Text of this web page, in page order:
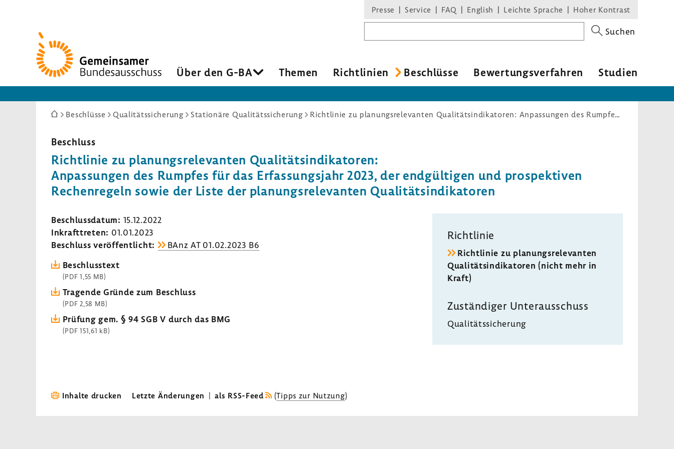
Zur
Startseite
Presse Service FAQ English Leichte Sprache Hoher Kontrast
Suchen
Über den G-BA Themen Richt­li­nien Beschlüsse Bewer­tungs­ver­fahren Studien
Sie
hier:
Beschlüsse Qualitätssicherung Stationäre Qualitätssicherung Richtlinie zu planungsrelevanten Qualitätsindikatoren: Anpassungen des Rumpfes für das Erfassungsjahr 2023, der endgültigen und prospektiven Rechenregeln sowie der Liste der planungsrelevanten Qualitätsindikatoren
Beschluss
Richt­linie zu planungs­re­le­vanten Quali­täts­in­di­ka­toren:
Anpas­sungen des Rumpfes für das Erfas­sungs­jahr 2023, der endgül­tigen und prospek­tiven
Rechen­re­geln sowie der Liste der planungs­re­le­vanten Quali­täts­in­di­ka­toren
Beschluss­datum: 15.12.2022
Inkraft­treten: 01.01.2023
Beschluss veröf­fent­licht:
BAnz AT 01.02.2023 B6
Beschluss­text
(PDF 1,55 MB)
Tragende Gründe zum Beschluss
(PDF 2,58 MB)
Prüfung gem. § 94 SGB V durch das BMG
(PDF 151,61 kB)
Richt­linie
Richt­linie zu planungs­re­le­vanten
Quali­täts­in­di­ka­toren (nicht mehr in
Kraft)
Zustän­diger Unter­aus­schuss
Quali­täts­si­che­rung
Inhalte drucken Letzte Änderungen | als RSS-Feed (Tipps zur Nutzung)